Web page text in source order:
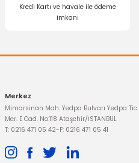
Kredi Kartı ve havale ile ödeme
imkanı
Merkez
Mimarsinan Mah. Yedpa Bulvarı Yedpa Tic.
Mer. E Cad. No:118 Ataşehir/İSTANBUL
T: 0216 471 05 42-F: 0216 471 05 41